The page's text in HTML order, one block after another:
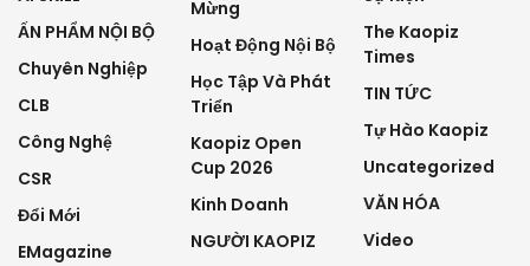
ẤN PHẨM NỘI BỘ
Chuyên Nghiệp
CLB
Công Nghệ
CSR
Đổi Mới
EMagazine
Mừng
Hoạt Động Nội Bộ
Học Tập Và Phát
Triển
Kaopiz Open
Cup 2026
Kinh Doanh
NGƯỜI KAOPIZ
The Kaopiz
Times
TIN TỨC
Tự Hào Kaopiz
Uncategorized
VĂN HÓA
Video